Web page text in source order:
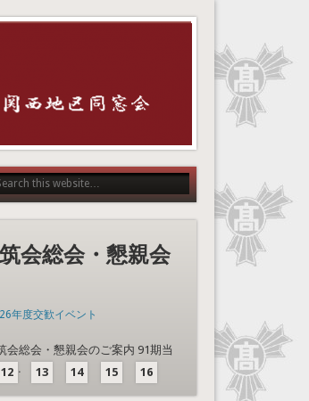
会総会・懇親会
年度交歓イベント
会総会・懇親会のご案内 91期当
…
12 13 14 15 16